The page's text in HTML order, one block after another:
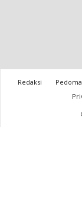
Redaksi